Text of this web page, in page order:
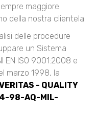
maggiore
della nostra clientela.
delle procedure
un Sistema
EN ISO 9001:2008 e
marzo 1998, la
- QUALITY
98-AQ-MIL-